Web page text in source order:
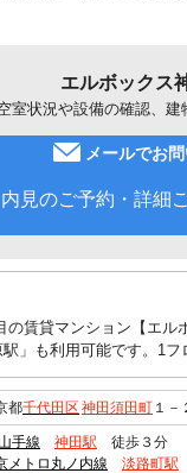
エルボックス
室状況や設備の確認、
メールでお
内見のご予約・詳細
の賃貸マンション【エ
」も利用可能です。1
都千代田区 神田須田町 １－
手線 神田駅 徒歩３分
メトロ丸ノ内線
淡路町駅